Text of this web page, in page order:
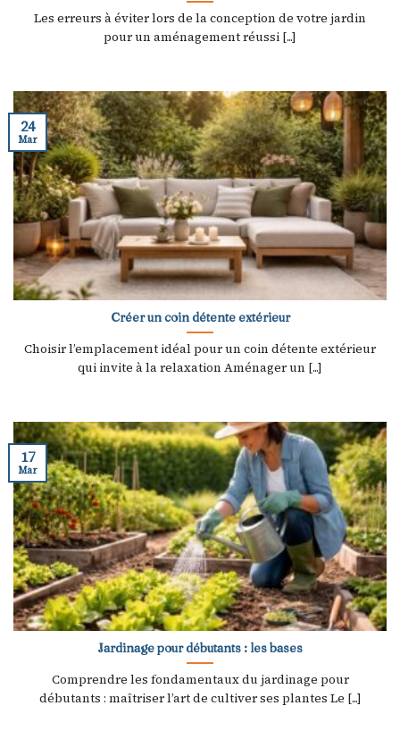
Les erreurs à éviter lors de la conception de votre jardin
pour un aménagement réussi [...]
Créer un coin détente extérieur
Choisir l’emplacement idéal pour un coin détente extérieur
qui invite à la relaxation Aménager un [...]
24
Mar
Jardinage pour débutants : les bases
Comprendre les fondamentaux du jardinage pour
débutants : maîtriser l’art de cultiver ses plantes Le [...]
17
Mar